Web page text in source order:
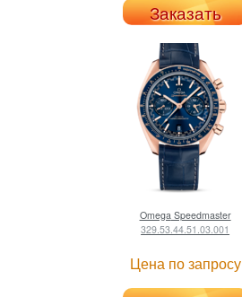
Заказать
OmegaSpeedmaster
329.53.44.51.03.001
Цена по запросу